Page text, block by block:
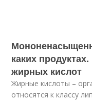
каких
жирных кислот
Жирные кислоты –
относятся к классу